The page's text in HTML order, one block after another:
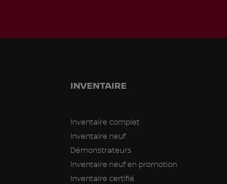
INVENTAIRE
Inventaire complet
Inventaire neuf
Démonstrateurs
Inventaire neuf en promotion
Inventaire certifié